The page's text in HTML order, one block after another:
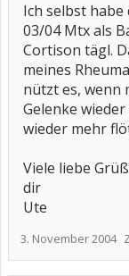
Ich selbst
03/04 Mtx als
Cortison tägl.
meines
nützt es, wenn
Gelenke
wieder mehr
Viele liebe
dir
Ute
3. November 2004